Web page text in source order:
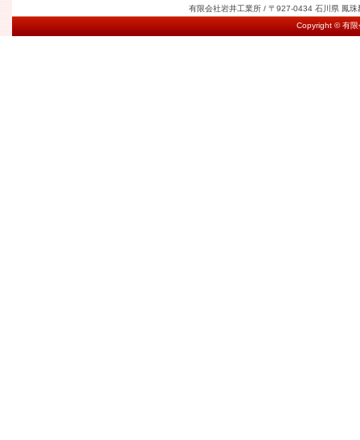
有限会社岩井工業所 / 〒927-0434 石川県 鳳
Copyright © 有限